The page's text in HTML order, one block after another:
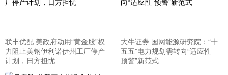
联丰优配 美政府动用“黄金股”权
力阻止美钢伊利诺伊州工厂停产
计划，日方担忧
大牛证券 国网能源研究院：“十
五五”电力规划需转向“适应性-
预警”新范式